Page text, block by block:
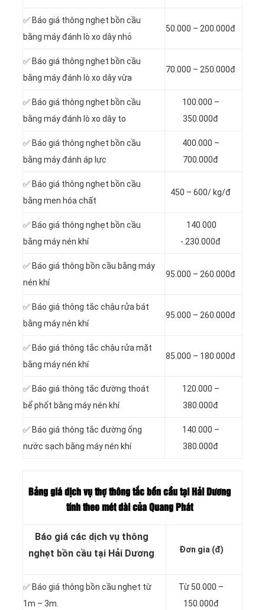
✅ Báo giá thông nghẹt bồn cầu
bằng máy đánh lò xo dây nhỏ
50.000 – 200.000đ
✅ Báo giá thông nghẹt bồn cầu
bằng máy đánh lò xo dây vừa
70.000 – 250.000đ
✅ Báo giá thông nghẹt bồn cầu
bằng máy đánh lò xo dây to
100.000 –
350.000đ
✅ Báo giá thông nghẹt bồn cầu
bằng máy đánh áp lực
400.000 –
700.000đ
✅ Báo giá thông nghẹt bồn cầu
bằng men hóa chất
450 – 600/ kg/đ
✅ Báo giá thông nghẹt bồn cầu
bằng máy nén khí
140.000
-.230.000đ
✅ Báo giá thông bồn cầu bằng máy
nén khí
95.000 – 260.000đ
✅ Báo giá thông tắc chậu rửa bát
bằng máy nén khí
95.000 – 260.000đ
✅ Báo giá thông tắc chậu rửa mặt
bằng máy nén khí
85.000 – 180.000đ
✅ Báo giá thông tắc đường thoát
bể phốt bằng máy nén khí
120.000 –
380.000đ
✅ Báo giá thông tắc đường ống
nước sạch bằng máy nén khí
140.000 –
380.000đ
Bảng giá dịch vụ thợ thông tắc bồn cầu tại Hải Dương
tính theo mét dài của Quang Phát
Báo giá các dịch vụ thông
nghẹt bồn cầu tại Hải Dương
Đơn gia (đ)
✅ Báo giá thông bồn cầu nghẹt từ
1m – 3m.
Từ 50.000 –
150.000đ